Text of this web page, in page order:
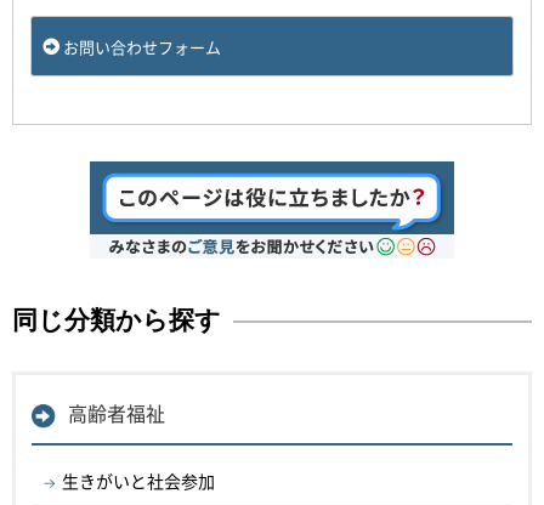
お問い合わせフォーム
同じ分類から探す
高齢者福祉
生きがいと社会参加